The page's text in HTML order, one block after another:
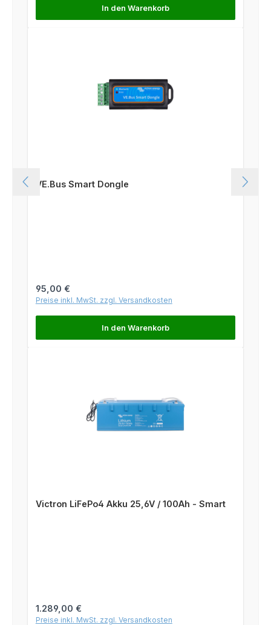
In den Warenkorb
VE.Bus Smart Dongle
Regulärer Preis:
95,00 €
Preise inkl. MwSt. zzgl. Versandkosten
In den Warenkorb
Victron LiFePo4 Akku 25,6V / 100Ah - Smart
Regulärer Preis:
1.289,00 €
Preise inkl. MwSt. zzgl. Versandkosten